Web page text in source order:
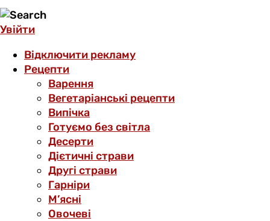
Увійти
Відключити рекламу
Рецепти
Варення
Вегетаріанські рецепти
Випічка
Готуємо без світла
Десерти
Дієтичні страви
Другі страви
Гарніри
М’ясні
Овочеві